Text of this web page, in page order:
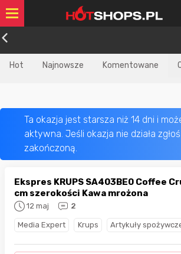
Hot Najnowsze Komentowane
Ekspres KRUPS SA403BE0 Coffee
cm szerokości Kawa mrożona
12 maj 2
Media Expert Krups Artykuły